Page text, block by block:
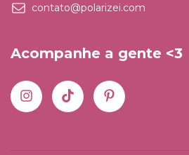
contato@polarizei.com
Acompanhe a gente <3